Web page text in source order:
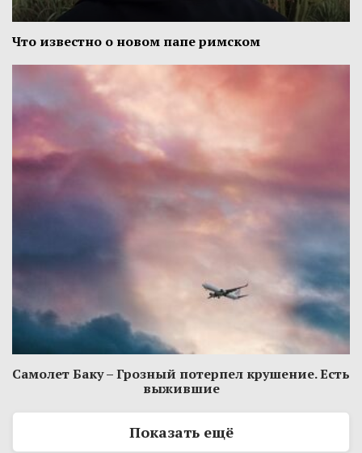
Что известно о новом папе римском
Самолет Баку – Грозный потерпел крушение. Есть
выжившие
Показать ещё